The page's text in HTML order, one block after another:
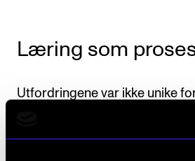
Læring som
Utfordringene var ikke unike
Parallelt med det siste året på
1994–1995, studerte